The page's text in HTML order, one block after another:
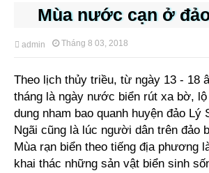
Mùa nước cạn ở
admin Tháng 8 03, 2018
Theo lịch thủy triều, từ ngày 13 - 18
tháng là ngày nước biển rút xa bờ,
dung nham bao quanh huyện đảo Lý
Ngãi cũng là lúc người dân trên đảo
Mùa rạn biển theo tiếng địa phương
khai thác những sản vật biển sinh